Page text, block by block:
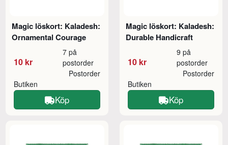
Magic löskort: Kaladesh:
Ornamental Courage
10 kr
7 på
postorder
Butiken
Postorder
Köp
Magic löskort: Kaladesh:
Durable Handicraft
10 kr
9 på
postorder
Butiken
Postorder
Köp